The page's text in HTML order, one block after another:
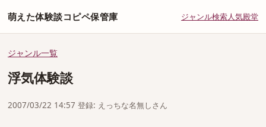
萌えた体験談コピペ保管庫 ジャンル検索人気殿堂
ジャンル一覧
浮気体験談
2007/03/22 14:57 登録: えっちな名無しさん